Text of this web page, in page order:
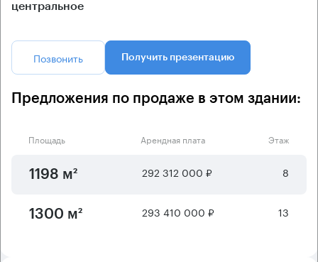
центральное
Позвонить Получить презентацию
Предложения по продаже в этом здании:
Площадь Арендная плата Этаж
1198 м² 292 312 000 ₽ 8
1300 м² 293 410 000 ₽ 13